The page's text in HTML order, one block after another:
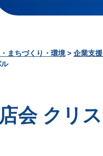
まちづくり・環境> 企業支
会 クリ